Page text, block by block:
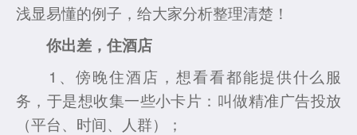
浅显易懂的例子，给大家分析整理清楚！
你出差，住酒店
1、傍晚住酒店，想看看都能提供什么服
务，于是想收集一些小卡片：叫做精准广告投放
（平台、时间、人群）；